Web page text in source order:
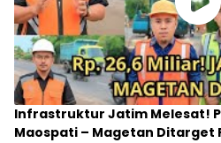
Infrastruktur Jatim Melesat!
Maospati – Magetan Ditarget